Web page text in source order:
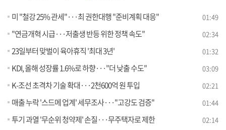
미 "철강 25% 관세"···최 권한대행 "준비계획 대응" 01:49
"연금개혁 시급···저출생 반등 위한 정책 속도" 02:34
23일부터 맞벌이 육아휴직 '최대 3년' 01:32
KDI, 올해 성장률 1.6%로 하향···"더 낮출 수도" 03:09
K-조선 초격차 기술 확대···2천600억 원 투입 02:21
매출 누락 '스드메 업계' 세무조사···"고강도 검증" 01:44
투기 과열 '무순위 청약제' 손질···무주택자로 제한 02:14